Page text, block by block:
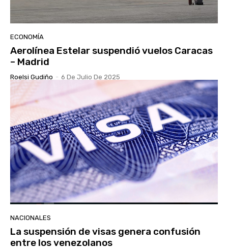
ECONOMÍA
Aerolínea Estelar suspendió vuelos Caracas
– Madrid
Roelsi Gudiño - 6 De Julio De 2025
NACIONALES
La suspensión de visas genera confusión
entre los venezolanos